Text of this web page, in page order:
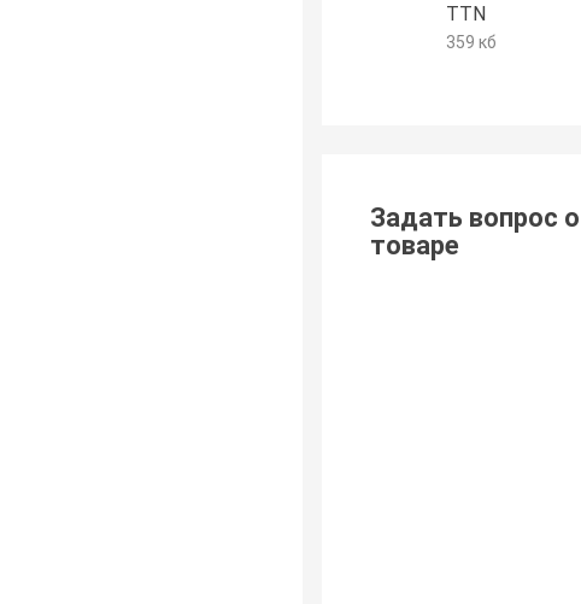
TTN
359 кб
Задать вопрос о
товаре